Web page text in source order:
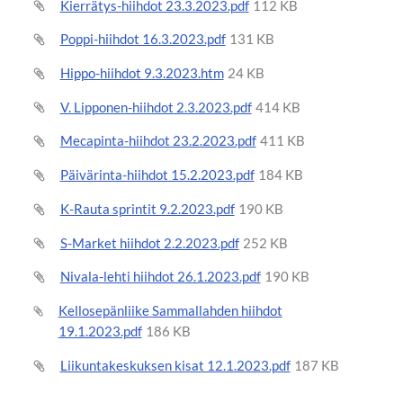
Kierrätys-hiihdot 23.3.2023.pdf 112 KB
Poppi-hiihdot 16.3.2023.pdf 131 KB
Hippo-hiihdot 9.3.2023.htm 24 KB
V. Lipponen-hiihdot 2.3.2023.pdf 414 KB
Mecapinta-hiihdot 23.2.2023.pdf 411 KB
Päivärinta-hiihdot 15.2.2023.pdf 184 KB
K-Rauta sprintit 9.2.2023.pdf 190 KB
S-Market hiihdot 2.2.2023.pdf 252 KB
Nivala-lehti hiihdot 26.1.2023.pdf 190 KB
Kellosepänliike Sammallahden hiihdot
19.1.2023.pdf 186 KB
Liikuntakeskuksen kisat 12.1.2023.pdf 187 KB